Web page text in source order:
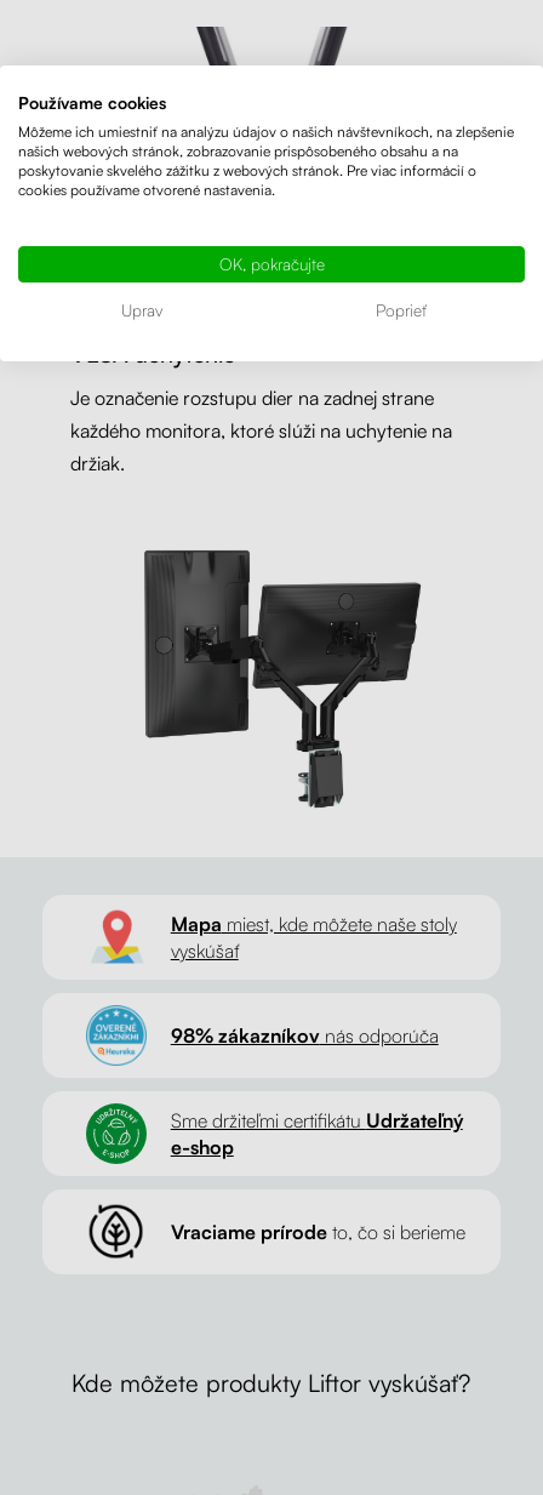
VESA uchytenie
Je označenie rozstupu dier na zadnej strane
každého monitora, ktoré slúži na uchytenie na
držiak.
Mapa miest, kde môžete naše stoly
vyskúšať
98% zákazníkovnás odporúča
Sme držiteľmi certifikátu Udržateľný
e-shop
Vraciame prírodeto, čo si berieme
Kde môžete produkty Liftor vyskúšať?
Používame cookies
Môžeme ich umiestniť na analýzu údajov o našich návštevníkoch, na zlepšenie
našich webových stránok, zobrazovanie prispôsobeného obsahu a na
poskytovanie skvelého zážitku z webových stránok. Pre viac informácií o
cookies používame otvorené nastavenia.
OK, pokračujte
Uprav Poprieť